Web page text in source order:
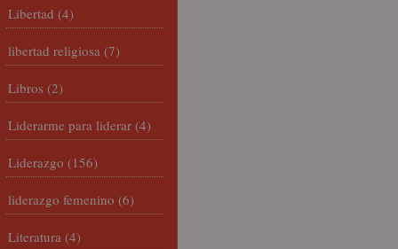
Libertad (4)
libertad religiosa (7)
Libros (2)
Liderarme para liderar (4)
Liderazgo (156)
liderazgo femenino (6)
Literatura (4)